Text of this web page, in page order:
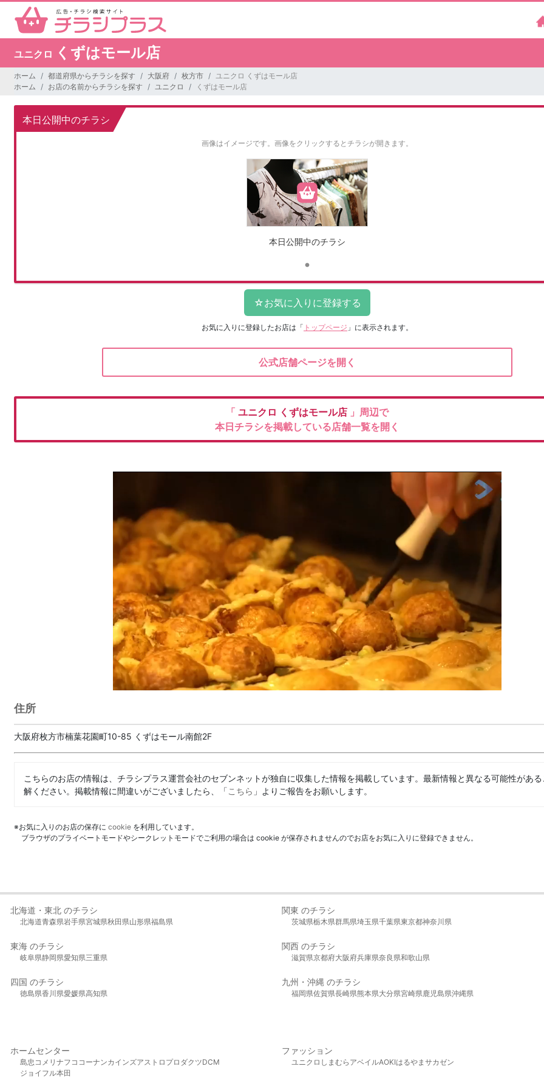
ユニクロ くずはモール店
ホーム 都道府県からチラシを探す 大阪府 枚方市
ユニクロ くずはモール店
ホーム
お店の名前からチラシを探す ユニクロ くずはモール店
本日公開中のチラシ
画像はイメージです。 画像をクリックするとチラシが開きます。
本日公開中のチラシ
お気に入りに登録したお店は 「 トップページ 」に表示されます。
公式店舗ページを開く
「 ユニクロ くずはモール店 」周辺で
本日チラシを掲載している店舗一覧を開く
住所
大阪府枚方市楠葉花園町10-85 くずはモール南館2F
こちらのお店の情報は、チラシプラス運営会社のセブンネットが独自に収集した情報を掲載しています。最新情報と異なる可能性があ
解ください。掲載情報に間違いがございましたら、「こちら 」よりご報告をお願いします。
※お気に入りのお店の保存に cookie を利用しています。
ブラウザのプライベートモードやシークレットモードでご利用の場合は cookie が保存されませんのでお店をお気に入りに登録できません。
北海道・東北 のチラシ
北海道青森県岩手県宮城県秋田県山形県福島県
関東 のチラシ
茨城県栃木県群馬県埼玉県千葉県東京都神奈川県
東海 のチラシ
岐阜県静岡県愛知県三重県
関西 のチラシ
滋賀県京都府大阪府兵庫県奈良県和歌山県
四国 のチラシ
徳島県香川県愛媛県高知県
九州・沖縄 のチラシ
福岡県佐賀県長崎県熊本県大分県宮崎県鹿児島県沖縄県
ホームセンター
島忠 コメリ ナフコ コーナンカインズアストロプロダクツDCM
ジョイフル本田
ファッション
ユニクロ しまむら アベイルAOKIはるやま サカゼン